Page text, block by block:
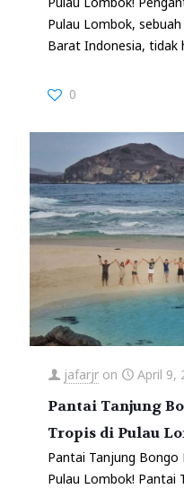
Pulau Lombok,
Barat Indonesia, tidak
0
jafarjr on April 9,
Pantai Tanjung
Tropis di Pulau
Pantai Tanjung Bongo
Pulau Lombok! Pantai